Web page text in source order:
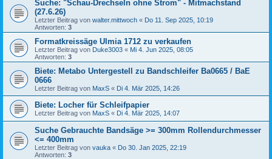
Suche: "Schau-Drechseln ohne Strom" - Mitmachstand
(27.6.26)
Letzter Beitrag von walter.mittwoch « Do 11. Sep 2025, 10:19
Antworten: 3
Formatkreissäge Ulmia 1712 zu verkaufen
Letzter Beitrag von Duke3003 « Mi 4. Jun 2025, 08:05
Antworten: 3
Biete: Metabo Untergestell zu Bandschleifer Ba0665 / BaE
0666
Letzter Beitrag von MaxS « Di 4. Mär 2025, 14:26
Biete: Locher für Schleifpapier
Letzter Beitrag von MaxS « Di 4. Mär 2025, 14:07
Suche Gebrauchte Bandsäge >= 300mm Rollendurchmesser
<= 400mm
Letzter Beitrag von vauka « Do 30. Jan 2025, 22:19
Antworten: 3